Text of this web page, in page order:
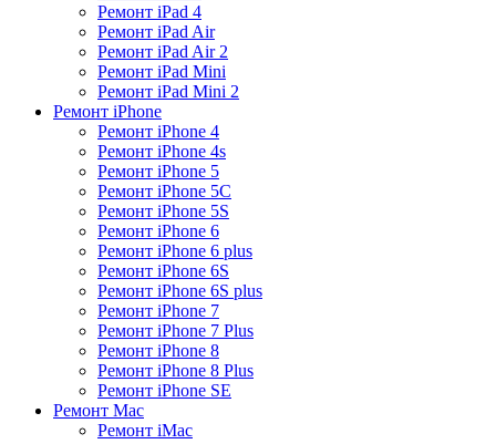
Ремонт iPad 4
Ремонт iPad Air
Ремонт iPad Air 2
Ремонт iPad Mini
Ремонт iPad Mini 2
Ремонт iPhone
Ремонт iPhone 4
Ремонт iPhone 4s
Ремонт iPhone 5
Ремонт iPhone 5C
Ремонт iPhone 5S
Ремонт iPhone 6
Ремонт iPhone 6 plus
Ремонт iPhone 6S
Ремонт iPhone 6S plus
Ремонт iPhone 7
Ремонт iPhone 7 Plus
Ремонт iPhone 8
Ремонт iPhone 8 Plus
Ремонт iPhone SE
Ремонт Mac
Ремонт iMac